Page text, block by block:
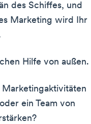
des Schiffes, und
Marketing wird Ihr
Hilfe von außen.
Marketingaktivitäten
ein Team von